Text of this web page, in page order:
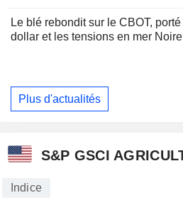
Le blé rebondit sur le CBOT,
dollar et les tensions en mer Noire
Plus d'actualités
S&P GSCI
Indice